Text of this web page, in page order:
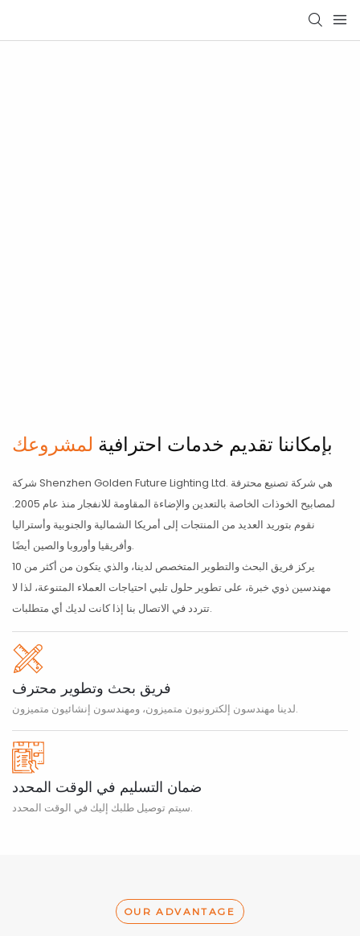
بإمكاننا تقديم خدمات احترافية لمشروعك
شركة Shenzhen Golden Future Lighting Ltd. هي شركة تصنيع محترفة
لمصابيح الخوذات الخاصة بالتعدين والإضاءة المقاومة للانفجار منذ عام 2005.
نقوم بتوريد العديد من المنتجات إلى أمريكا الشمالية والجنوبية وأستراليا
وأفريقيا وأوروبا والصين أيضًا.
يركز فريق البحث والتطوير المتخصص لدينا، والذي يتكون من أكثر من 10
مهندسين ذوي خبرة، على تطوير حلول تلبي احتياجات العملاء المتنوعة، لذا لا
تتردد في الاتصال بنا إذا كانت لديك أي متطلبات.
فريق بحث وتطوير محترف
لدينا مهندسون إلكترونيون متميزون، ومهندسون إنشائيون متميزون.
ضمان التسليم في الوقت المحدد
سيتم توصيل طلبك إليك في الوقت المحدد.
OUR ADVANTAGE